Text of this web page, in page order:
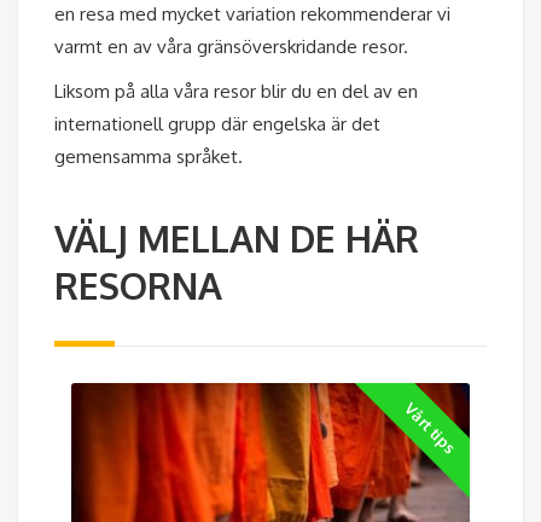
en resa med mycket variation rekommenderar vi
varmt en av våra gränsöverskridande resor.
Liksom på alla våra resor blir du en del av en
internationell grupp där engelska är det
gemensamma språket.
VÄLJ MELLAN DE HÄR
RESORNA
Vårt tips